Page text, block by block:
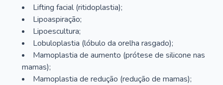
Lifting facial (ritidoplastia);
Lipoaspiração;
Lipoescultura;
Lobuloplastia (lóbulo da orelha rasgado);
Mamoplastia de aumento (prótese de silicone nas
mamas);
Mamoplastia de redução (redução de mamas);